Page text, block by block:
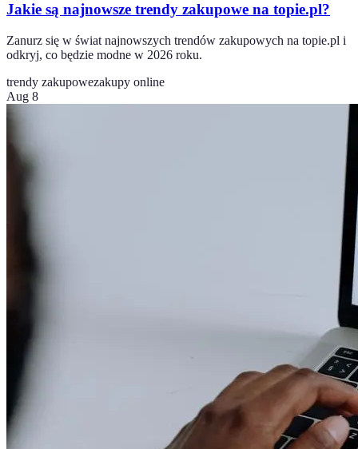
Jakie są najnowsze trendy zakupowe na topie.pl?
Zanurz się w świat najnowszych trendów zakupowych na topie.pl i
odkryj, co będzie modne w 2026 roku.
trendy zakupowezakupy online
Aug 8